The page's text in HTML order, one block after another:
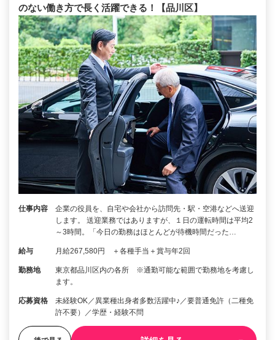
のない働き方で長く活躍できる！【品川区】
仕事内容
企業の役員を、自宅や会社から訪問先・駅・空港などへ送迎
します。 送迎業務ではありますが、１日の運転時間は平均2
～3時間。「今日の勤務はほとんどが待機時間だった…
給与 月給267,580円 ＋各種手当＋賞与年2回
勤務地
東京都品川区内の各所 ※通勤可能な範囲で勤務地を考慮し
ます。
応募資格
未経験OK／異業種出身者多数活躍中♪／要普通免許（二種免
許不要）／学歴・経験不問